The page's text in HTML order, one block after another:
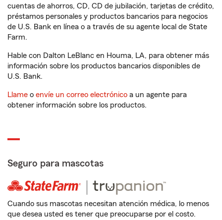
cuentas de ahorros, CD, CD de jubilación, tarjetas de crédito,
préstamos personales y productos bancarios para negocios
de U.S. Bank en línea o a través de su agente local de State
Farm.
Hable con Dalton LeBlanc en Houma, LA, para obtener más
información sobre los productos bancarios disponibles de
U.S. Bank.
Llame o envíe un correo electrónico a un agente para
obtener información sobre los productos.
Seguro para mascotas
Cuando sus mascotas necesitan atención médica, lo menos
que desea usted es tener que preocuparse por el costo.